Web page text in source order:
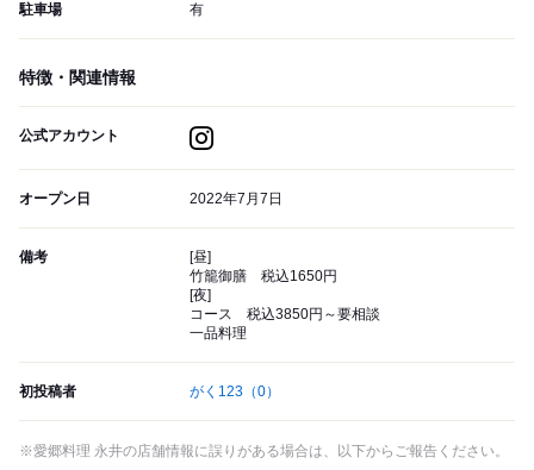
駐車場 有
特徴・関連情報
公式アカウント
オープン日 2022年7月7日
備考
[昼]
竹籠御膳 税込1650円
[夜]
コース 税込3850円～要相談
一品料理
初投稿者 がく123 （0）
※愛郷料理 永井の店舗情報に誤りがある場合は、以下からご報告ください。